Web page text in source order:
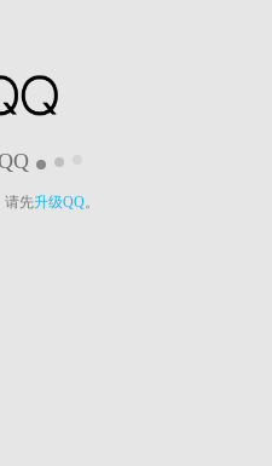
请先升级QQ。